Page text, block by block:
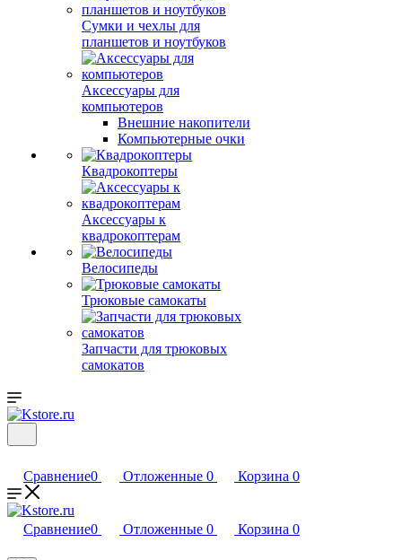
Сумки и чехлы для
планшетов и ноутбуков
Аксессуары для
компьютеров
Внешние накопители
Компьютерные очки
Квадрокоптеры
Аксессуары к
квадрокоптерам
Велосипеды
Трюковые самокаты
Запчасти для трюковых
самокатов
Сравнение0 Отложенные 0 Корзина 0
Сравнение0 Отложенные 0 Корзина 0